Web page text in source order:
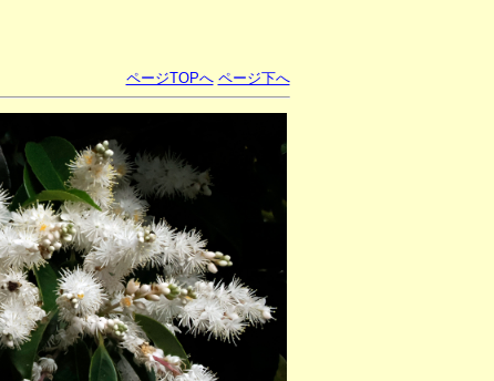
ページTOPへ ページ下へ